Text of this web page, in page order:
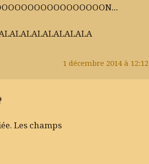
1 décembre 2014 à 12:12
Les champs